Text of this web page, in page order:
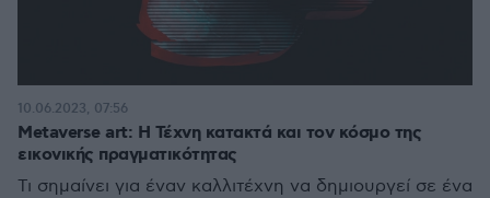
Metaverse art: H Τέχνη κατακτά και τον κόσμο της
εικονικής πραγματικότητας
Τι σημαίνει για έναν καλλιτέχνη να δημιουργεί σε ένα
10.06.2023, 07:56